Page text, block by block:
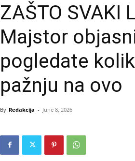
ZAŠTO SVAKI
Majstor
pogledate
pažnju na ovo
By Redakcija - June 8, 2026